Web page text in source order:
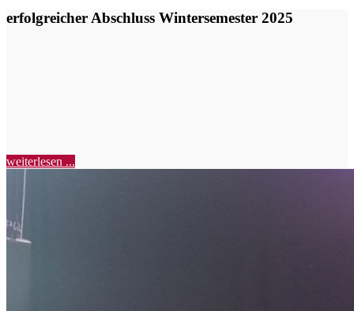
erfolgreicher Abschluss Wintersemester 2025
weiterlesen ...